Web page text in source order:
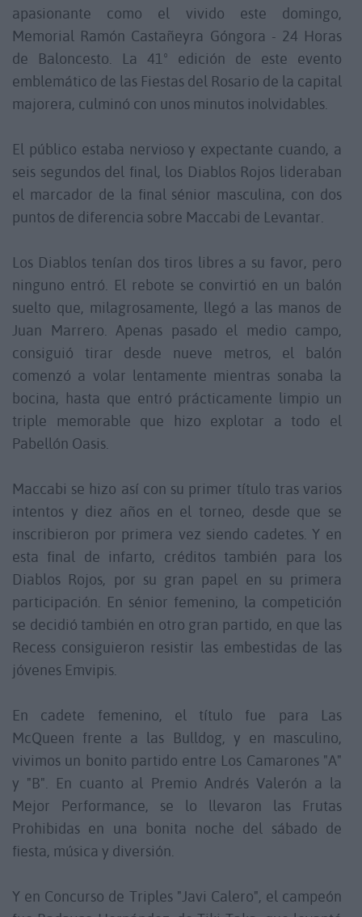
apasionante como el vivido este domingo,
Memorial Ramón Castañeyra Góngora - 24 Horas
de Baloncesto. La 41º edición de este evento
emblemático de las Fiestas del Rosario de la capital
majorera, culminó con unos minutos inolvidables.
El público estaba nervioso y expectante cuando, a
seis segundos del final, los Diablos Rojos lideraban
el marcador de la final sénior masculina, con dos
puntos de diferencia sobre Maccabi de Levantar.
Los Diablos tenían dos tiros libres a su favor, pero
ninguno entró. El rebote se convirtió en un balón
suelto que, milagrosamente, llegó a las manos de
Juan Marrero. Apenas pasado el medio campo,
consiguió tirar desde nueve metros, el balón
comenzó a volar lentamente mientras sonaba la
bocina, hasta que entró prácticamente limpio un
triple memorable que hizo explotar a todo el
Pabellón Oasis.
Maccabi se hizo así con su primer título tras varios
intentos y diez años en el torneo, desde que se
inscribieron por primera vez siendo cadetes. Y en
esta final de infarto, créditos también para los
Diablos Rojos, por su gran papel en su primera
participación. En sénior femenino, la competición
se decidió también en otro gran partido, en que las
Recess consiguieron resistir las embestidas de las
jóvenes Emvipis.
En cadete femenino, el título fue para Las
McQueen frente a las Bulldog, y en masculino,
vivimos un bonito partido entre Los Camarones "A"
y "B". En cuanto al Premio Andrés Valerón a la
Mejor Performance, se lo llevaron las Frutas
Prohibidas en una bonita noche del sábado de
fiesta, música y diversión.
Y en Concurso de Triples "Javi Calero", el campeón